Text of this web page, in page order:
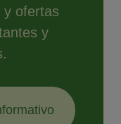
y ofertas
y